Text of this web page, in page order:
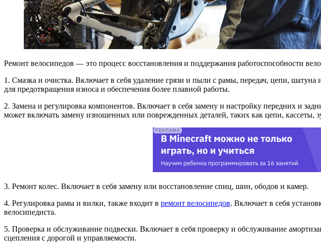
Ремонт велосипедов — это процесс восстановления и поддержания работоспособности
1. Смазка и очистка. Включает в себя удаление грязи и пыли с рамы, передач, цепи,
для предотвращения износа и обеспечения более плавной работы.
2. Замена и регулировка компонентов. Включает в себя замену и настройку передних и
может включать замену изношенных или поврежденных деталей, таких как цепи, кассеты,
3. Ремонт колес. Включает в себя замену или восстановление спиц, шин, ободов и камер.
4. Регулировка рамы и вилки, также входит в ремонт велосипедов. Включает в себя
велосипедиста.
5. Проверка и обслуживание подвески. Включает в себя проверку и обслуживание
сцепления с дорогой и управляемости.